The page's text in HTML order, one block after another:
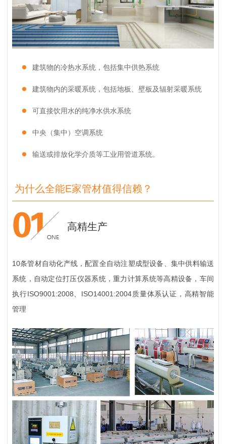
建筑物的冷热水系统，包括集中供热系统
建筑物内的采暖系统，包括地板、壁板及辐射采暖系统
可直接饮用水的纯净水供水系统
中央（集中）空调系统
输送或排放化学介质等工业用管道系统。
为什么全能E家管材值得信赖？
高精生产
10条管材自动化产线，配置全自动注塑成型设备、集中供料输送
系统，自动定位打压仪器系统，重力计算系统等高精设备，车间
执行ISO9001:2008、ISO14001:2004质量体系认证，高精智能
管理